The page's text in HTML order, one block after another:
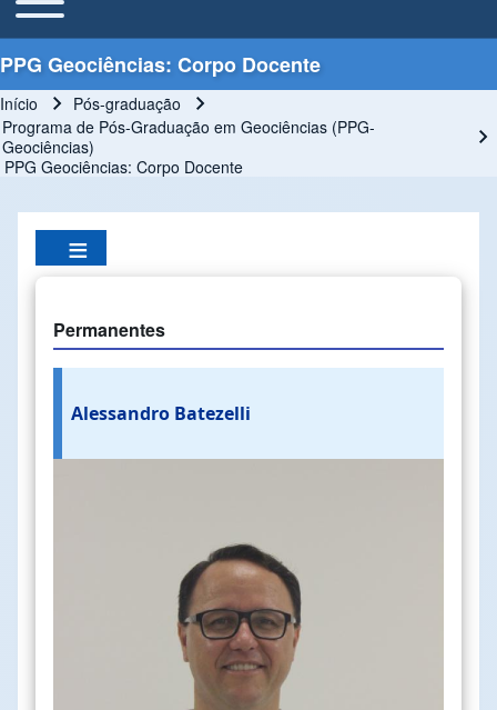
PPG Geociências: Corpo Docente
Trilha de navegação
Início
Pós-graduação
Programa de Pós-Graduação em Geociências (PPG-
Geociências)
PPG Geociências: Corpo Docente
Permanentes
Alessandro Batezelli